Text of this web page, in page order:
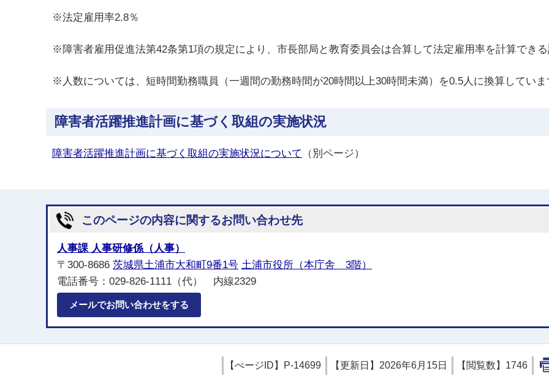
※法定雇用率2.8％
※障害者雇用促進法第42条第1項の規定により、市長部局と教育委員会は合算して法定雇用率を計算でき
※人数については、短時間勤務職員（一週間の勤務時間が20時間以上30時間未満）を0.5人に換算していま
障害者活躍推進計画に基づく取組の実施状況
障害者活躍推進計画に基づく取組の実施状況について （別ページ）
このページの内容に関するお問い合わせ先
人事課 人事研修係（人事）
〒300-8686 茨城県土浦市大和町9番1号 土浦市役所（本庁舎 3階）
電話番号：029-826-1111（代） 内線2329
メールでお問い合わせをする
【ぺージID】 P-14699 【更新日】 2026年6月15日 【閲覧数】 1746